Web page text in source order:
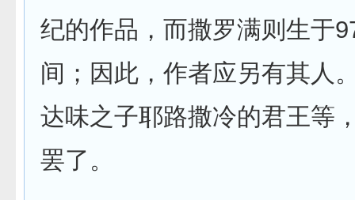
纪的作品，而撒罗满则生于
间；因此，作者应另有其人
达味之子耶路撒冷的君王等
罢了。